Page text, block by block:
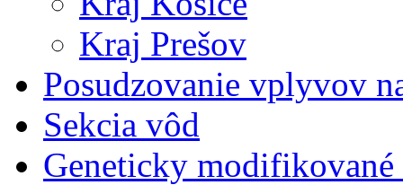
Kraj Prešov
Posudzovanie vplyvov
Sekcia vôd
Geneticky